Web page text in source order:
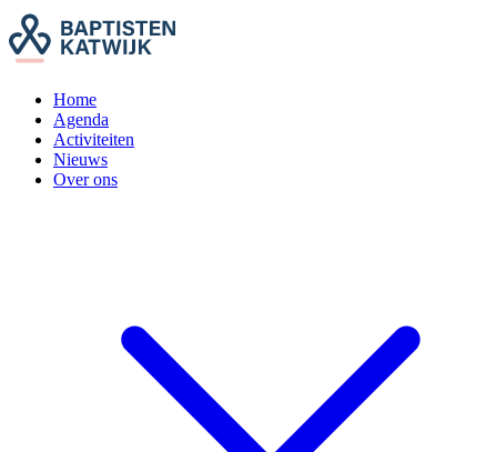
Home
Agenda
Activiteiten
Nieuws
Over ons